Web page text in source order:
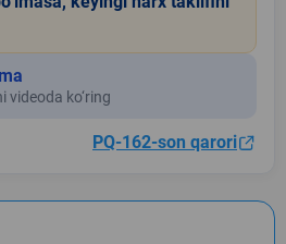
videoda ko‘ring
PQ-162-son qarori